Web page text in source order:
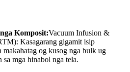
Komposit:Vacuum Infusion &
Kasagarang gigamit isip
og kusog nga bulk ug
mga hinabol nga tela.